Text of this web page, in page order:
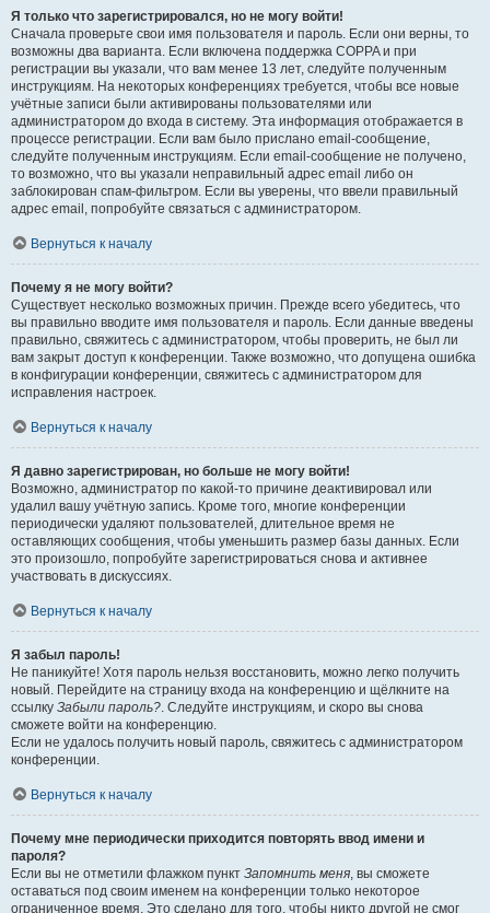
Я только что зарегистрировался, но не могу войти!
Сначала проверьте свои имя пользователя и пароль. Если они верны, то
возможны два варианта. Если включена поддержка COPPA и при
регистрации вы указали, что вам менее 13 лет, следуйте полученным
инструкциям. На некоторых конференциях требуется, чтобы все новые
учётные записи были активированы пользователями или
администратором до входа в систему. Эта информация отображается в
процессе регистрации. Если вам было прислано email-сообщение,
следуйте полученным инструкциям. Если email-сообщение не получено,
то возможно, что вы указали неправильный адрес email либо он
заблокирован спам-фильтром. Если вы уверены, что ввели правильный
адрес email, попробуйте связаться с администратором.
Вернуться к началу
Почему я не могу войти?
Существует несколько возможных причин. Прежде всего убедитесь, что
вы правильно вводите имя пользователя и пароль. Если данные введены
правильно, свяжитесь с администратором, чтобы проверить, не был ли
вам закрыт доступ к конференции. Также возможно, что допущена ошибка
в конфигурации конференции, свяжитесь с администратором для
исправления настроек.
Вернуться к началу
Я давно зарегистрирован, но больше не могу войти!
Возможно, администратор по какой-то причине деактивировал или
удалил вашу учётную запись. Кроме того, многие конференции
периодически удаляют пользователей, длительное время не
оставляющих сообщения, чтобы уменьшить размер базы данных. Если
это произошло, попробуйте зарегистрироваться снова и активнее
участвовать в дискуссиях.
Вернуться к началу
Я забыл пароль!
Не паникуйте! Хотя пароль нельзя восстановить, можно легко получить
новый. Перейдите на страницу входа на конференцию и щёлкните на
ссылку Забыли пароль?. Следуйте инструкциям, и скоро вы снова
сможете войти на конференцию.
Если не удалось получить новый пароль, свяжитесь с администратором
конференции.
Вернуться к началу
Почему мне периодически приходится повторять ввод имени и
пароля?
Если вы не отметили флажком пункт Запомнить меня, вы сможете
оставаться под своим именем на конференции только некоторое
ограниченное время. Это сделано для того, чтобы никто другой не смог